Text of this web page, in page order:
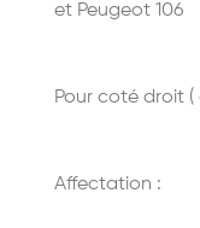
et Peugeot 106
Pour coté droit
Affectation :